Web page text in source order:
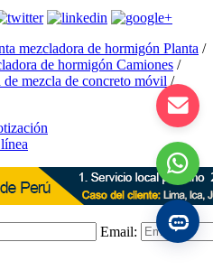
mezcladora de hormigón Planta /
de hormigón Camiones /
de mezcla de concreto móvil /
Email: